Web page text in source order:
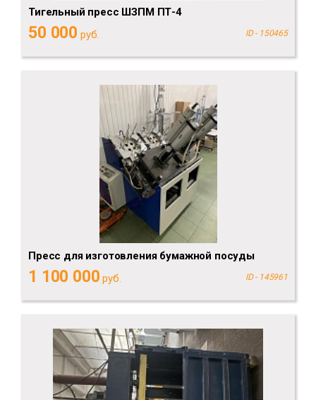
Тигельный пресс ШЗПМ ПТ-4
50 000 руб. ID - 150465
Пресс для изготовления бумажной посуды
1 100 000 руб. ID - 145961